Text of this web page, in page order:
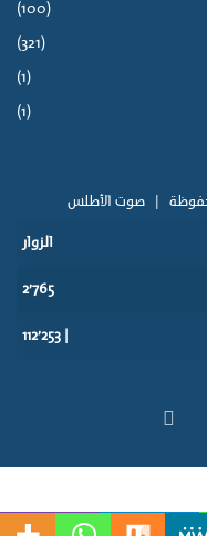
(100)
(321)
(1)
(1)
صوت الأطلس
الزوار
2٬765
‫YouTube